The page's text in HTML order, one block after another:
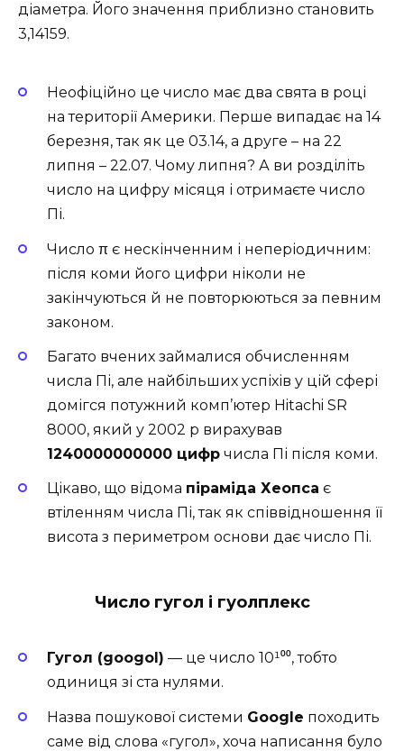
діаметра. Його значення приблизно становить
3,14159.
Неофіційно це число має два свята в році
на території Америки. Перше випадає на 14
березня, так як це 03.14, а друге – на 22
липня – 22.07. Чому липня? А ви розділіть
число на цифру місяця і отримаєте число
Пі.
Число π є нескінченним і неперіодичним:
після коми його цифри ніколи не
закінчуються й не повторюються за певним
законом.
Багато вчених займалися обчисленням
числа Пі, але найбільших успіхів у цій сфері
домігся потужний комп’ютер Hitachi SR
8000, який у 2002 р вирахував
1240000000000 цифр числа Пі після коми.
Цікаво, що відома піраміда Хеопса є
втіленням числа Пі, так як співвідношення її
висота з периметром основи дає число Пі.
Число гугол і гуолплекс
Гугол (googol) — це число 10¹⁰⁰, тобто
одиниця зі ста нулями.
Назва пошукової системи Google походить
саме від слова «гугол», хоча написання було